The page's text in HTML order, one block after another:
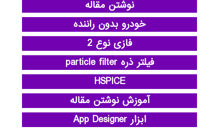
نوشتن مقاله
خودرو بدون راننده
فازی نوع 2
فیلتر ذره particle filter
HSPICE
آموزش نوشتن مقاله
ابزار App Designer